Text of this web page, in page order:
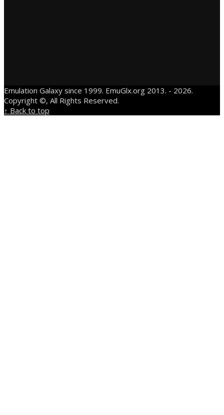
Emulation Galaxy since 1999. EmuGlx.org 2013. - 2026.
Copyright ©, All Rights Reserved.
↑ Back to top